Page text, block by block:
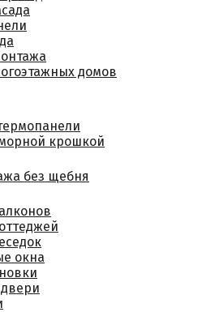
домов
крошкой
без щебня
окна